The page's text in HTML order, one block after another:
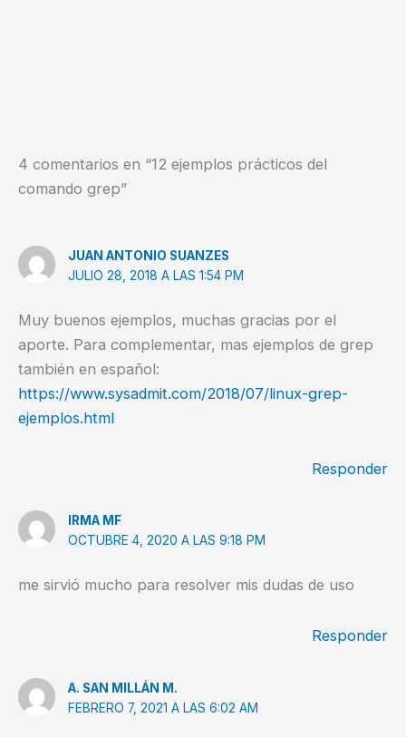
4 comentarios en “12 ejemplos prácticos del
comando grep”
JUAN ANTONIO SUANZES
JULIO 28, 2018 A LAS 1:54 PM
Muy buenos ejemplos, muchas gracias por el
aporte. Para complementar, mas ejemplos de grep
también en español:
https://www.sysadmit.com/2018/07/linux-grep-
ejemplos.html
Responder
IRMA MF
OCTUBRE 4, 2020 A LAS 9:18 PM
me sirvió mucho para resolver mis dudas de uso
Responder
A. SAN MILLÁN M.
FEBRERO 7, 2021 A LAS 6:02 AM